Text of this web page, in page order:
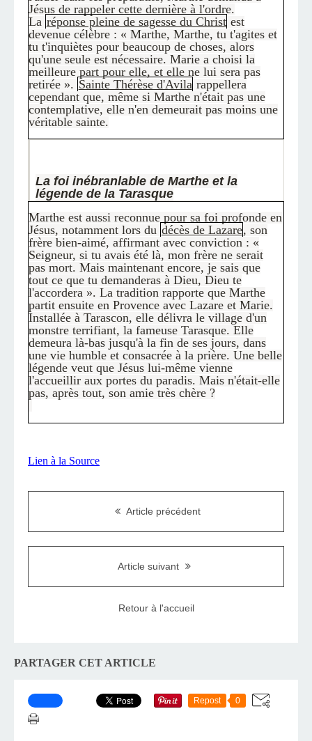
Jésus de rappeler cette dernière à l'ordre.
La réponse pleine de sagesse du Christ est
devenue célèbre : « Marthe, Marthe, tu t'agites et
tu t'inquiètes pour beaucoup de choses, alors
qu'une seule est nécessaire. Marie a choisi la
meilleure part pour elle, et elle ne lui sera pas
retirée ». Sainte Thérèse d'Avila rappellera
cependant que, même si Marthe n'était pas une
contemplative, elle n'en demeurait pas moins une
véritable sainte.
La foi inébranlable de Marthe et la
légende de la Tarasque
Marthe est aussi reconnue pour sa foi profonde en
Jésus, notamment lors du décès de Lazare, son
frère bien-aimé, affirmant avec conviction : «
Seigneur, si tu avais été là, mon frère ne serait
pas mort. Mais maintenant encore, je sais que
tout ce que tu demanderas à Dieu, Dieu te
l'accordera ». La tradition rapporte que Marthe
partit ensuite en Provence avec Lazare et Marie.
Installée à Tarascon, elle délivra le village d'un
monstre terrifiant, la fameuse Tarasque. Elle
demeura là-bas jusqu'à la fin de ses jours, dans
une vie humble et consacrée à la prière. Une belle
légende veut que Jésus lui-même vienne
l'accueillir aux portes du paradis. Mais n'était-elle
pas, après tout, son amie très chère ?
Lien à la Source
Article précédent
Article suivant
Retour à l'accueil
PARTAGER CET ARTICLE
Repost 0